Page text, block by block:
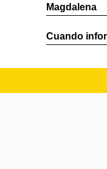
Magdalena
Cuando